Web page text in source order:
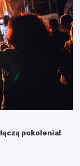
pokolenia!